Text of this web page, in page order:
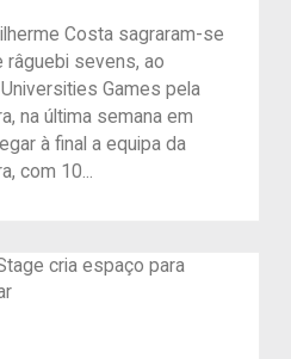
Costa sagraram-se
sevens, ao
Games pela
na última semana em
à final a equipa da
com 10...